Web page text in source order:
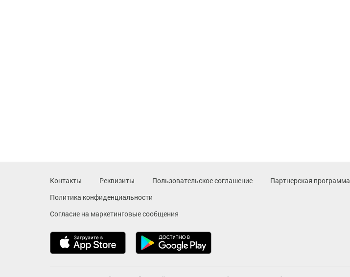
Контакты Реквизиты Пользовательское соглашение
Партнерская программа
Политика конфиденциальности
Согласие на маркетинговые сообщения